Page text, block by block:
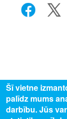
© 2025 Valsts
Šī vietne
palīdz mums
darbību. Jūs